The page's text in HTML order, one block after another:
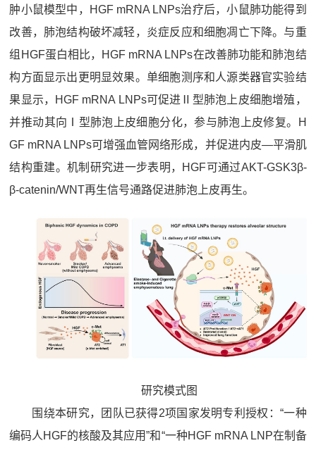
肿小鼠模型中，HGF mRNA LNPs治疗后，小鼠肺功能得到
改善，肺泡结构破坏减轻，炎症反应和细胞凋亡下降。与重
组HGF蛋白相比，HGF mRNA LNPs在改善肺功能和肺泡结
构方面显示出更明显效果。单细胞测序和人源类器官实验结
果显示，HGF mRNA LNPs可促进Ⅱ型肺泡上皮细胞增殖，
并推动其向Ⅰ型肺泡上皮细胞分化，参与肺泡上皮修复。H
GF mRNA LNPs可增强血管网络形成，并促进内皮—平滑肌
结构重建。机制研究进一步表明，HGF可通过AKT-GSK3β-
β-catenin/WNT再生信号通路促进肺泡上皮再生。
研究模式图
围绕本研究，团队已获得2项国家发明专利授权：“一种
编码人HGF的核酸及其应用”和“一种HGF mRNA LNP在制备